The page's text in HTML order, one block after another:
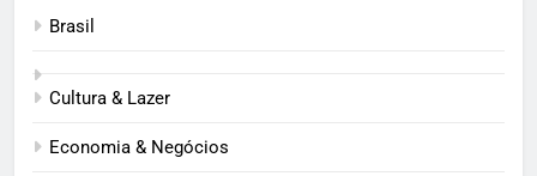
Brasil
Cultura & Lazer
Economia & Negócios